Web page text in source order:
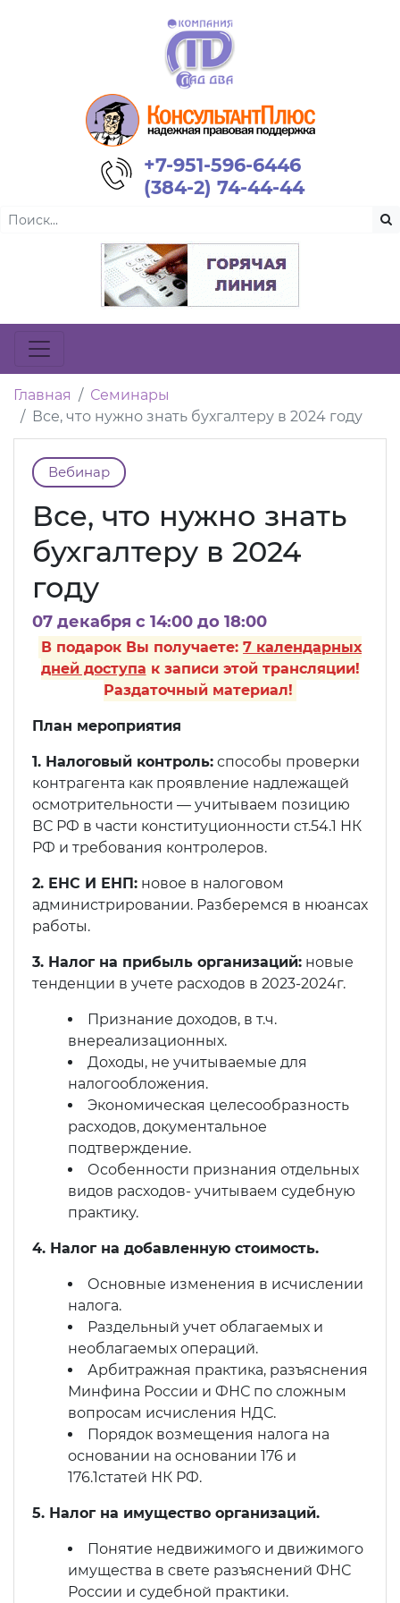
+7-951-596-6446
(384-2) 74-44-44
Главная
Семинары
Все, что нужно знать бухгалтеру в 2024 году
Вебинар
Все, что нужно знать
бухгалтеру в 2024
году
07 декабря c 14:00 до 18:00
В подарок Вы получаете:7 календарных
дней доступа к записи этой трансляции!
Раздаточный материал!
План мероприятия
1. Налоговый контроль: способы проверки
контрагента как проявление надлежащей
осмотрительности — учитываем позицию
ВС РФ в части конституционности ст.54.1 НК
РФ и требования контролеров.
2. ЕНС И ЕНП: новое в налоговом
администрировании. Разберемся в нюансах
работы.
3. Налог на прибыль организаций: новые
тенденции в учете расходов в 2023-2024г.
Признание доходов, в т.ч.
внереализационных.
Доходы, не учитываемые для
налогообложения.
Экономическая целесообразность
расходов, документальное
подтверждение.
Особенности признания отдельных
видов расходов- учитываем судебную
практику.
4. Налог на добавленную стоимость.
Основные изменения в исчислении
налога.
Раздельный учет облагаемых и
необлагаемых операций.
Арбитражная практика, разъяснения
Минфина России и ФНС по сложным
вопросам исчисления НДС.
Порядок возмещения налога на
основании на основании 176 и
176.1статей НК РФ.
5. Налог на имущество организаций.
Понятие недвижимого и движимого
имущества в свете разъяснений ФНС
России и судебной практики.